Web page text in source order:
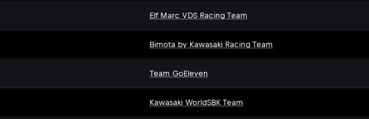
Elf Marc VDS Racing Team
Bimota by Kawasaki Racing Team
Team GoEleven
Kawasaki WorldSBK Team